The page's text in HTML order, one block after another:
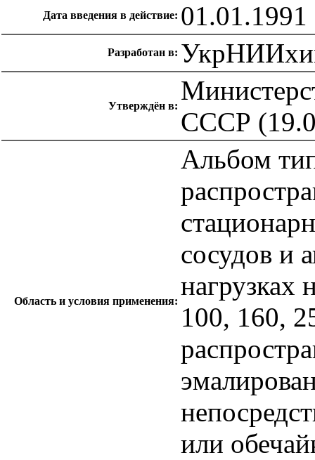
Дата введения в действие: 01.01.1991
Разработан в:
Утверждён в:
СССР
Область и условия применения:
Альбом
сосудов и
нагрузках
100, 160,
или